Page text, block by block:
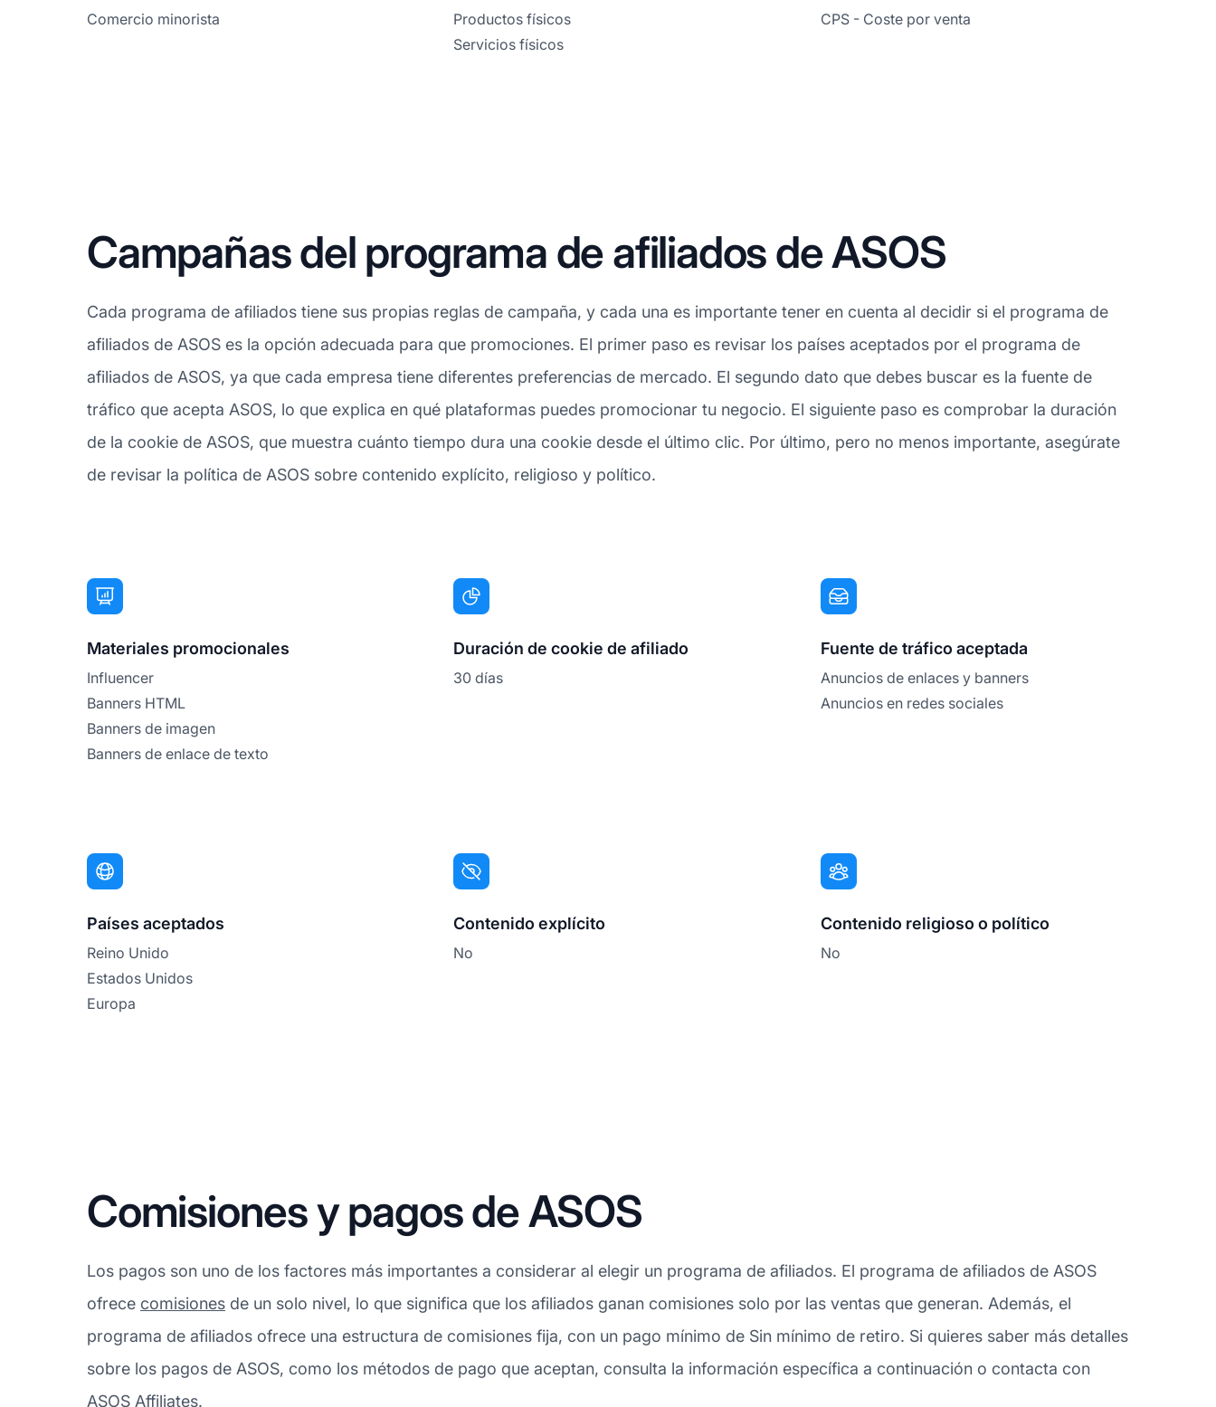
Comercio minorista
Productos físicos
Servicios físicos
CPS - Coste por venta
Campañas del programa de afiliados de ASOS
Cada programa de afiliados tiene sus propias reglas de campaña, y cada una es importante tener en cuenta al decidir si el programa de
afiliados de ASOS es la opción adecuada para que promociones. El primer paso es revisar los países aceptados por el programa de
afiliados de ASOS, ya que cada empresa tiene diferentes preferencias de mercado. El segundo dato que debes buscar es la fuente de
tráfico que acepta ASOS, lo que explica en qué plataformas puedes promocionar tu negocio. El siguiente paso es comprobar la duración
de la cookie de ASOS, que muestra cuánto tiempo dura una cookie desde el último clic. Por último, pero no menos importante, asegúrate
de revisar la política de ASOS sobre contenido explícito, religioso y político.
Materiales promocionales
Influencer
Banners HTML
Banners de imagen
Banners de enlace de texto
Duración de cookie de afiliado
30 días
Fuente de tráfico aceptada
Anuncios de enlaces y banners
Anuncios en redes sociales
Países aceptados
Reino Unido
Estados Unidos
Europa
Contenido explícito
No
Contenido religioso o político
No
Comisiones y pagos de ASOS
Los pagos son uno de los factores más importantes a considerar al elegir un programa de afiliados. El programa de afiliados de ASOS
ofrece comisiones de un solo nivel, lo que significa que los afiliados ganan comisiones solo por las ventas que generan. Además, el
programa de afiliados ofrece una estructura de comisiones fija, con un pago mínimo de Sin mínimo de retiro. Si quieres saber más detalles
sobre los pagos de ASOS, como los métodos de pago que aceptan, consulta la información específica a continuación o contacta con
ASOS Affiliates.